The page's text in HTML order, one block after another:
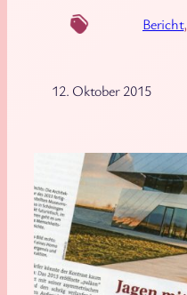
12. Oktober 2015
Bericht,